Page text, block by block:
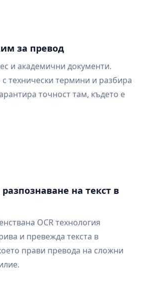
за превод
и академични документи.
технически термини и разбира
точност там, където е
на текст в
OCR технология
и превежда текста в
прави превода на сложни